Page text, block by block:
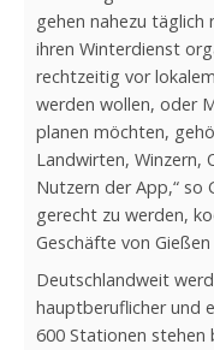
gehen nahezu täglich
ihren Winterdienst
rechtzeitig vor
werden wollen, oder
planen möchten,
Landwirten, Winzern,
Nutzern der App,“ so
gerecht zu werden,
Geschäfte von Gießen
Deutschlandweit
hauptberuflicher und
600 Stationen stehen